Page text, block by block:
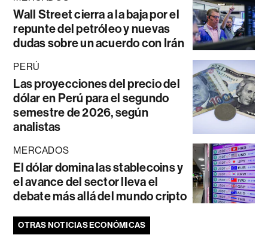
Wall Street cierra a la baja por el
repunte del petróleo y nuevas
dudas sobre un acuerdo con Irán
PERÚ
Las proyecciones del precio del
dólar en Perú para el segundo
semestre de 2026, según
analistas
MERCADOS
El dólar domina las stablecoins y
el avance del sector lleva el
debate más allá del mundo cripto
OTRAS NOTICIAS ECONÓMICAS